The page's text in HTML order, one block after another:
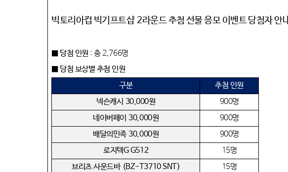
빅토리아컵 빅기프트샵 2라운드 추첨 선물 응모 이벤트 당첨자 안
■ 당첨 인원 :총 2,766명
■ 당첨 보상별 추첨 인원
구분
추첨 인원
넥슨캐시 30,000원 900명
네이버페이 30,000원 900명
배달의민족30,000원 900명
로지텍G G512 15명
브리츠 사운드바(BZ-T3710 SNT) 15명